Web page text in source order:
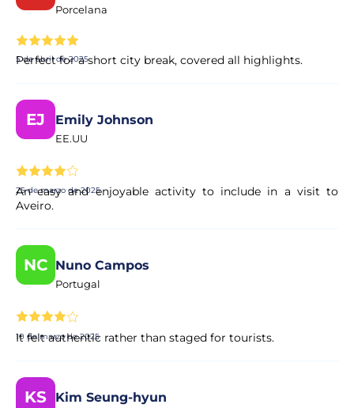
Porcelana
5 de abril de 2025
Perfect for a short city break, covered all highlights.
EJ Emily Johnson
EE.UU
25 de marzo de 2025
An easy and enjoyable activity to include in a visit to
Aveiro.
NC Nuno Campos
Portugal
10 de marzo de 2025
It felt authentic rather than staged for tourists.
KS Kim Seung-hyun